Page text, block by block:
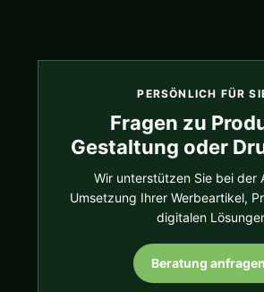
PERSÖNLICH FÜR
Fragen zu
Gestaltung oder
Wir unterstützen Sie bei der
Umsetzung Ihrer Werbeartikel,
digitalen
Beratung anfragen